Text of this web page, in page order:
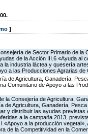
]
de Sector Primario de
de la Acción III.6 «Ayuda al
la industria láctea y quesería
a las Producciones Agrarias de
de Agricultura, Ganadería,
Comunitario de Apoyo a las
la Consejería de Agricultura,
de Agricultura, Ganadería,
y distribuir las ayudas previstas
a la campaña 2013,
«Apoyo a la producción
de la Competitividad en la